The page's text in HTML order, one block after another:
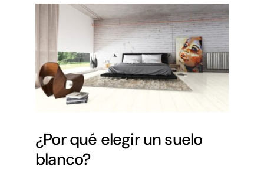
¿Por qué elegir un suelo
blanco?